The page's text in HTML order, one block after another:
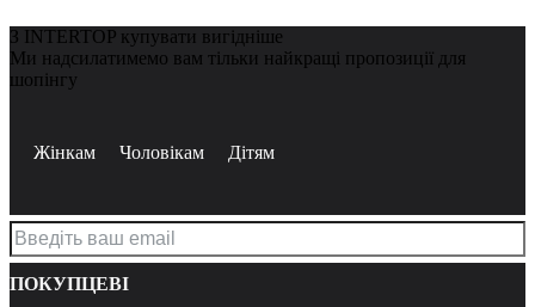
З INTERTOP купувати вигідніше
Ми надсилатимемо вам тільки найкращі пропозиції для
шопінгу
Жінкам Чоловікам Дітям
ПОКУПЦЕВІ